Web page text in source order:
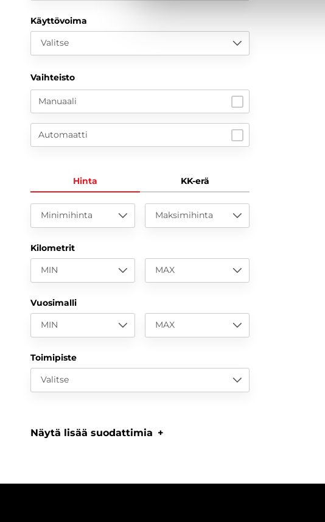
Käyttövoima
Valitse
Vaihteisto
Manuaali
Automaatti
Hinta KK-erä
Minimihinta Maksimihinta
Kilometrit
MIN MAX
Vuosimalli
MIN MAX
Toimipiste
Valitse
Näytä lisää suodattimia